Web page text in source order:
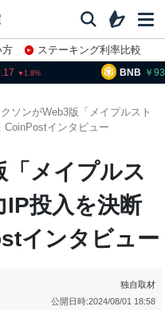
方
ステーキング利率比較
1.8 BNB
ソンがWeb3版「メイプルスト
CoinPostインタビュー
メイプルス
IP投入を決断
インタビュー
独自取材
公開日時:2024/08/01 18:58